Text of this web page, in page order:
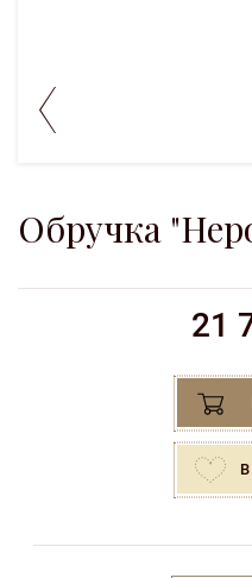
Обручка
21